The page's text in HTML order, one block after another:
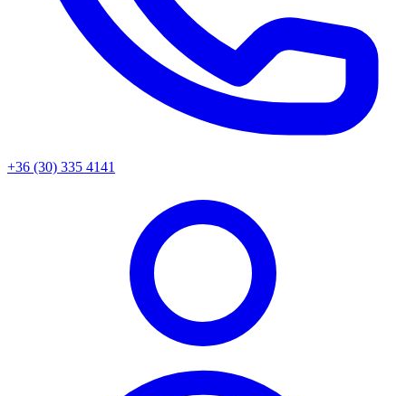
+36 (30) 335 4141